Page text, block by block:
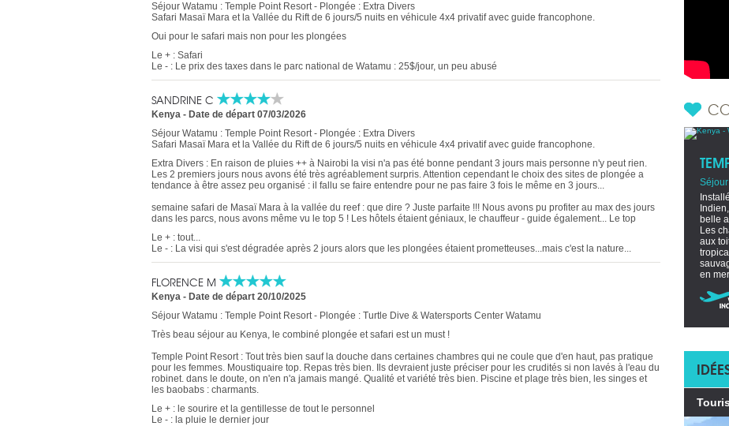
Séjour Watamu : Temple Point Resort - Plongée : Extra Divers
Safari Masaï Mara et la Vallée du Rift de 6 jours/5 nuits en véhicule 4x4 privatif avec guide francophone.
Oui pour le safari mais non pour les plongées
Le + : Safari
Le - : Le prix des taxes dans le parc national de Watamu : 25$/jour, un peu abusé
SANDRINE C
Kenya - Date de départ 07/03/2026
Séjour Watamu : Temple Point Resort - Plongée : Extra Divers
Safari Masaï Mara et la Vallée du Rift de 6 jours/5 nuits en véhicule 4x4 privatif avec guide francophone.
Extra Divers : En raison de pluies ++ à Nairobi la visi n'a pas été bonne pendant 3 jours mais personne n'y peut rien.
Les 2 premiers jours nous avons été très agréablement surpris. Attention cependant le choix des sites de plongée a
tendance à être assez peu organisé : il fallu se faire entendre pour ne pas faire 3 fois le même en 3 jours...
semaine safari de Masaï Mara à la vallée du reef : que dire ? Juste parfaite !!! Nous avons pu profiter au max des jours
dans les parcs, nous avons même vu le top 5 ! Les hôtels étaient géniaux, le chauffeur - guide également... Le top
Le + : tout...
Le - : La visi qui s'est dégradée après 2 jours alors que les plongées étaient prometteuses...mais c'est la nature...
FLORENCE M
Kenya - Date de départ 20/10/2025
Séjour Watamu : Temple Point Resort - Plongée : Turtle Dive & Watersports Center Watamu
Très beau séjour au Kenya, le combiné plongée et safari est un must !
Temple Point Resort : Tout très bien sauf la douche dans certaines chambres qui ne coule que d'en haut, pas pratique
pour les femmes. Moustiquaire top. Repas très bien. Ils devraient juste préciser pour les crudités si non lavés à l'eau du
robinet. dans le doute, on n'en n'a jamais mangé. Qualité et variété très bien. Piscine et plage très bien, les singes et
les baobabs : charmants.
Le + : le sourire et la gentillesse de tout le personnel
Le - : la pluie le dernier jour
Indien,
belle
Les
aux
en